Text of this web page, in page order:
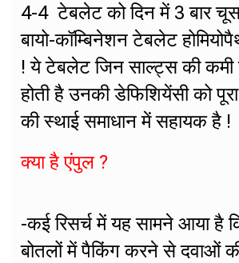
4-4 टेबलेट को दिन में 3 बार
बायो-कॉम्बिनेशन टेबलेट
! ये टेबलेट जिन साल्ट्स की कमी
होती है उनकी डेफिशियेंसी को
की स्थाई समाधान में सहायक है !
क्या है एंपुल ?
-कई रिसर्च में यह सामने आया है
बोतलों में पैकिंग करने से दवाओं